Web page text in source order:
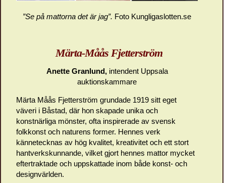
”Se på mattorna det är jag”. Foto Kungligaslotten.se
Märta-Måås Fjetterström
Anette Granlund, intendent Uppsala
auktionskammare
Märta Måås Fjetterström grundade 1919 sitt eget
väveri i Båstad, där hon skapade unika och
konstnärliga mönster, ofta inspirerade av svensk
folkkonst och naturens former. Hennes verk
kännetecknas av hög kvalitet, kreativitet och ett stort
hantverkskunnande, vilket gjort hennes mattor mycket
eftertraktade och uppskattade inom både konst- och
designvärlden.